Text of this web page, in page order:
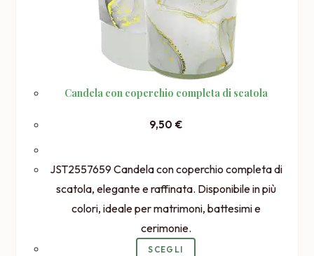
Candela con coperchio completa di scatola
9,50 €
JST2557659 Candela con coperchio completa di
scatola, elegante e raffinata. Disponibile in più
colori, ideale per matrimoni, battesimi e
cerimonie.
SCEGLI